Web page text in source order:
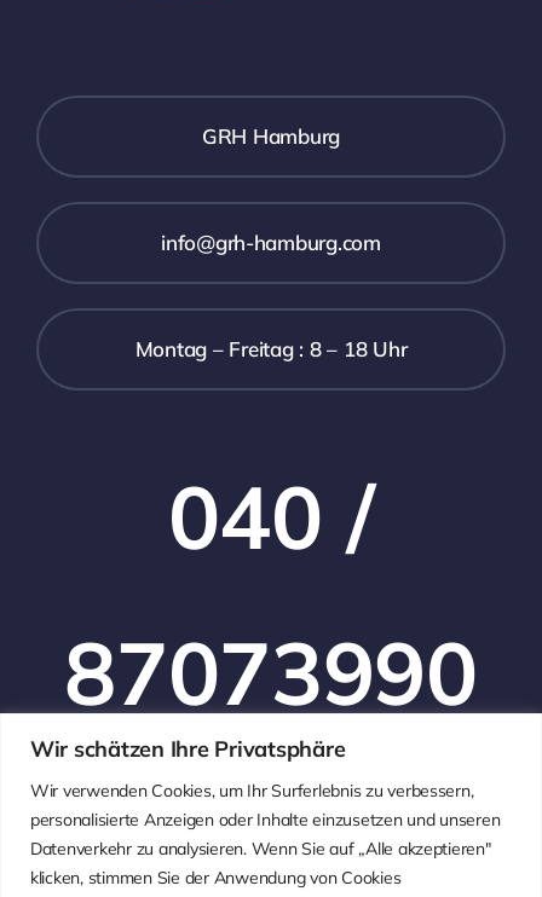
Wir schätzen Ihre Privatsphäre
Wir verwenden Cookies, um Ihr Surferlebnis zu verbessern,
personalisierte Anzeigen oder Inhalte einzusetzen und unseren
Datenverkehr zu analysieren. Wenn Sie auf „Alle akzeptieren"
klicken, stimmen Sie der Anwendung von Cookies
GRH Hamburg
info@grh-hamburg.com
Montag – Freitag : 8 – 18 Uhr
040 /
87073990